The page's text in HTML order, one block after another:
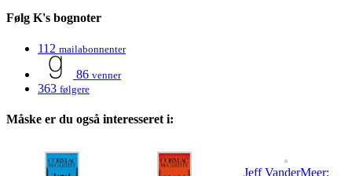
Følg K's bognoter
112 mailabonnenter
86 venner
363 følgere
Måske er du også interesseret i:
Jeff VanderMeer: